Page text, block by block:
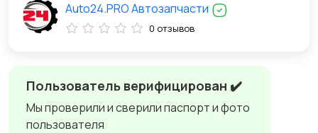
Пользователь верифицирован ✔️
Мы проверили и сверили паспорт и фото
пользователя
Auto24.PRO Автозапчасти
0 отзывов